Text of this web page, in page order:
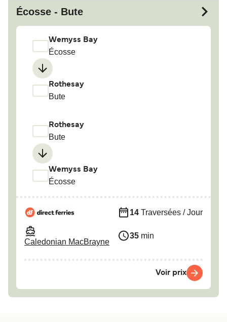
Écosse - Bute
Wemyss Bay
Écosse
Rothesay
Bute
Rothesay
Bute
Wemyss Bay
Écosse
Caledonian MacBrayne
14 Traversées / Jour
35 min
Voir prix